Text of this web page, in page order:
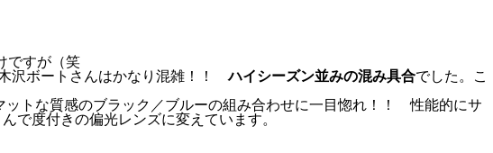
ですが（笑
沢ボートさんはかなり混雑！！ ハイシーズン並みの混み具合でした。こ
ットな質感のブラック／ブルーの組み合わせに一目惚れ！！ 性能的にサ
度付きの偏光レンズに変えています。